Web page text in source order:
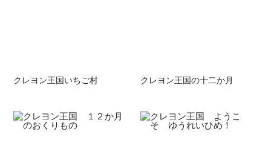
クレヨン王国いちご村 クレヨン王国の十二か月